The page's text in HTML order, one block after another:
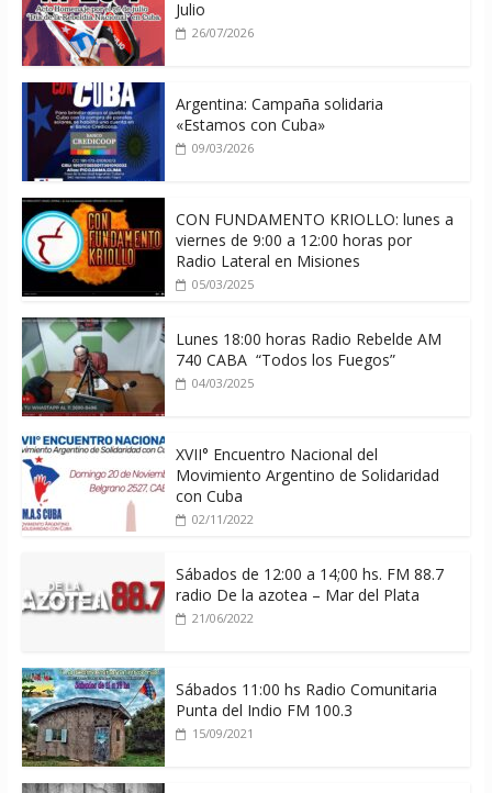
Julio
26/07/2026
Argentina: Campaña solidaria
«Estamos con Cuba»
09/03/2026
CON FUNDAMENTO KRIOLLO: lunes a
viernes de 9:00 a 12:00 horas por
Radio Lateral en Misiones
05/03/2025
Lunes 18:00 horas Radio Rebelde AM
740 CABA “Todos los Fuegos”
04/03/2025
XVII° Encuentro Nacional del
Movimiento Argentino de Solidaridad
con Cuba
02/11/2022
Sábados de 12:00 a 14;00 hs. FM 88.7
radio De la azotea – Mar del Plata
21/06/2022
Sábados 11:00 hs Radio Comunitaria
Punta del Indio FM 100.3
15/09/2021